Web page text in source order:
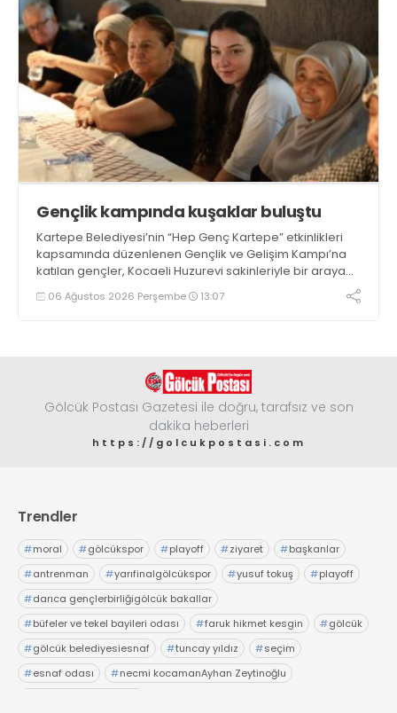
Gençlik kampında kuşaklar buluştu
Kartepe Belediyesi’nin “Hep Genç Kartepe” etkinlikleri
kapsamında düzenlenen Gençlik ve Gelişim Kampı’na
katılan gençler, Kocaeli Huzurevi sakinleriyle bir araya
geldi06 Ağustos 2026 Perşembe 13:07
Gölcük Postası Gazetesi ile doğru, tarafsız ve son
dakika heberleri
https://golcukpostasi.com
Trendler
#moral #gölcükspor #playoff #ziyaret #başkanlar
#antrenman #yarıfinalgölcükspor #yusuf tokuş #playoff
#darıca gençlerbirliğigölcük bakallar
#büfeler ve tekel bayileri odası #faruk hikmet kesgin #gölcük
#gölcük belediyesiesnaf #tuncay yıldız #seçim
#esnaf odası #necmi kocamanAyhan Zeytinoğlu